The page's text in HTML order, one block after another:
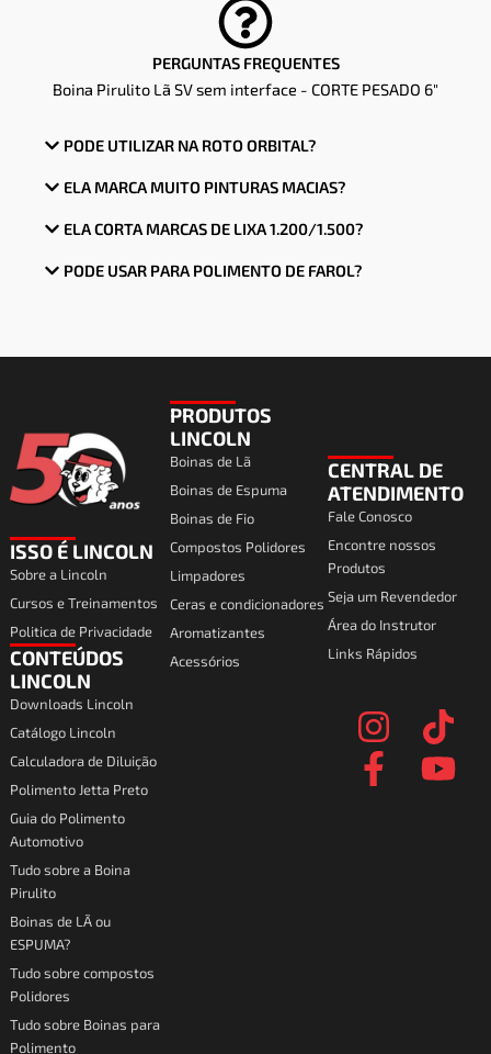
PERGUNTAS FREQUENTES
Boina Pirulito Lã SV sem interface - CORTE PESADO 6"
PODE UTILIZAR NA ROTO ORBITAL?
ELA MARCA MUITO PINTURAS MACIAS?
ELA CORTA MARCAS DE LIXA 1.200/1.500?
PODE USAR PARA POLIMENTO DE FAROL?
ISSO É LINCOLN
Sobre a Lincoln
Cursos e Treinamentos
Politica de Privacidade
CONTEÚDOS
LINCOLN
Downloads Lincoln
Catálogo Lincoln
Calculadora de Diluição
Polimento Jetta Preto
Guia do Polimento
Automotivo
Tudo sobre a Boina
Pirulito
Boinas de LÃ ou
ESPUMA?
Tudo sobre compostos
Polidores
Tudo sobre Boinas para
Polimento
PRODUTOS
LINCOLN
Boinas de Lã
Boinas de Espuma
Boinas de Fio
Compostos Polidores
Limpadores
Ceras e condicionadores
Aromatizantes
Acessórios
CENTRAL DE
ATENDIMENTO
Fale Conosco
Encontre nossos
Produtos
Seja um Revendedor
Área do Instrutor
Links Rápidos
n
s
t
i
k
t
a
c
e
o
u
t